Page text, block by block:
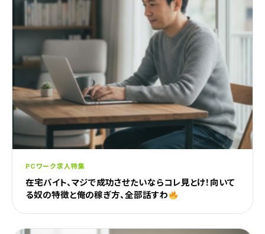
PCワーク求人特集
在宅バイト、マジで成功させたいならコレ見とけ！向いて
る奴の特徴と俺の稼ぎ方、全部話すわ